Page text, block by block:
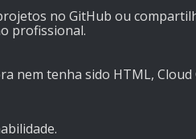
no GitHub ou
profissional.
nem tenha sido HTML,